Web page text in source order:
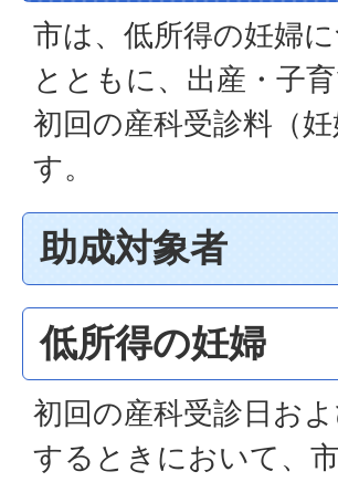
市は、低所得の妊婦
とともに、出産・子
初回の産科受診料（
す。
助成対象者
低所得の妊婦
初回の産科受診日お
するときにおいて、